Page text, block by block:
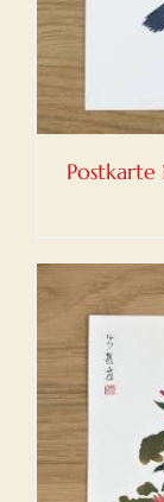
Postkarte